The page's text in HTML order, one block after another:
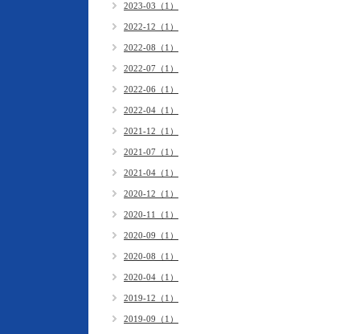
2023-03（1）
2022-12（1）
2022-08（1）
2022-07（1）
2022-06（1）
2022-04（1）
2021-12（1）
2021-07（1）
2021-04（1）
2020-12（1）
2020-11（1）
2020-09（1）
2020-08（1）
2020-04（1）
2019-12（1）
2019-09（1）